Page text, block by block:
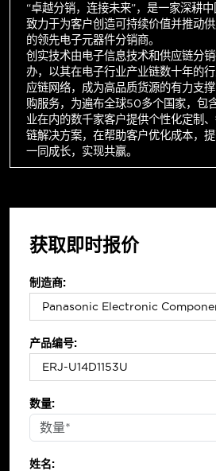
“卓越分销，连接未来”，是一家深耕中
致力于为客户创造可持续价值并推动
的领先电子元器件分销商。
创实技术由电子信息技术和供应链分
办，以其在电子行业产业链数十年的
应链网络，成为高品质货源的有力支
购服务，为遍布全球50多个国家，包
业在内的数千家客户提供个性化定制
链解决方案，在帮助客户优化成本，
一同成长，实现共赢。
获取即时报价
制造商:
产品编号:
数量:
姓名: